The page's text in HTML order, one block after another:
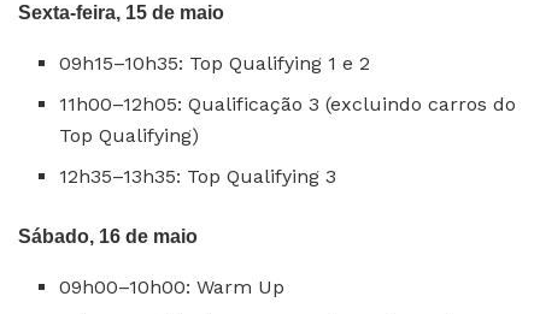
Sexta-feira, 15 de maio
09h15–10h35: Top Qualifying 1 e 2
11h00–12h05: Qualificação 3 (excluindo carros do
Top Qualifying)
12h35–13h35: Top Qualifying 3
Sábado, 16 de maio
09h00–10h00: Warm Up